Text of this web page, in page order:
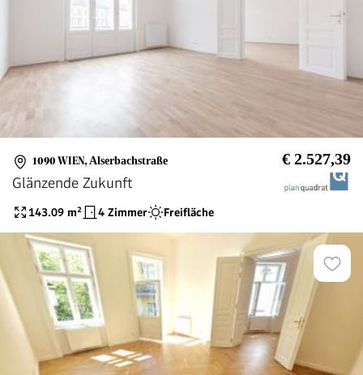
1090 WIEN, Alserbachstraße € 2.527,39
Glänzende Zukunft
143.09 m² 4 Zimmer Freifläche